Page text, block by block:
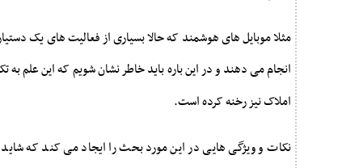
مثلا موبایل های هوشمند که حالا بسیاری از فعالیت های یک
انجام می دهند و در این باره باید خاطر نشان شویم که این علم
املاک نیز رخنه کرده است.
نکات و ویژگی هایی در این مورد بحث را ایجاد می کند که